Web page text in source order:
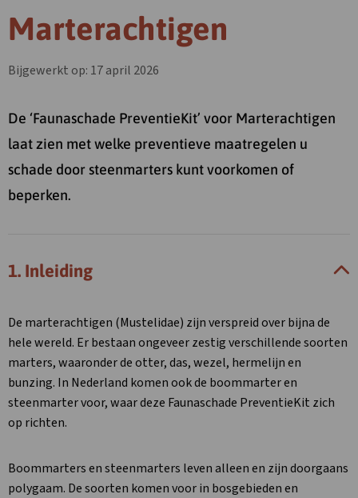
Marterachtigen
Bijgewerkt op: 17 april 2026
De ‘Faunaschade PreventieKit’ voor Marterachtigen
laat zien met welke preventieve maatregelen u
schade door steenmarters kunt voorkomen of
beperken.
1. Inleiding
De marterachtigen (Mustelidae) zijn verspreid over bijna de
hele wereld. Er bestaan ongeveer zestig verschillende soorten
marters, waaronder de otter, das, wezel, hermelijn en
bunzing. In Nederland komen ook de boommarter en
steenmarter voor, waar deze Faunaschade PreventieKit zich
op richten.
Boommarters en steenmarters leven alleen en zijn doorgaans
polygaam. De soorten komen voor in bosgebieden en